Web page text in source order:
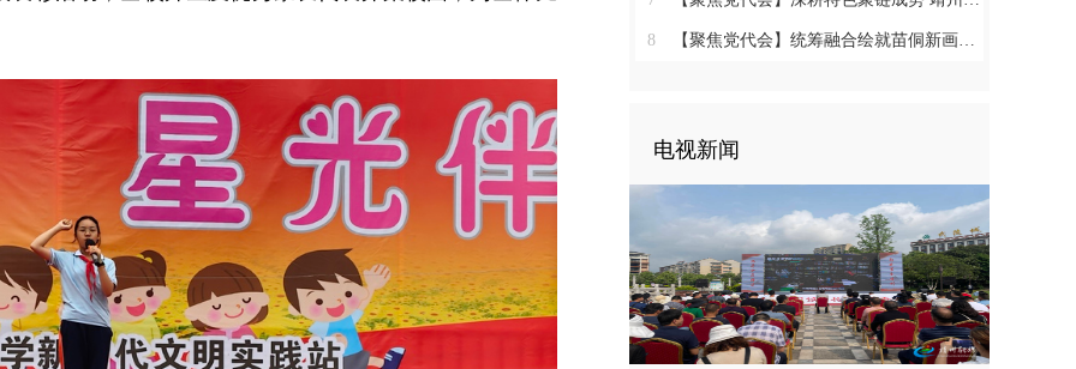
8 【聚焦党代会】统筹融合绘就苗侗新画卷 靖州城乡面貌焕然一新
电视新闻